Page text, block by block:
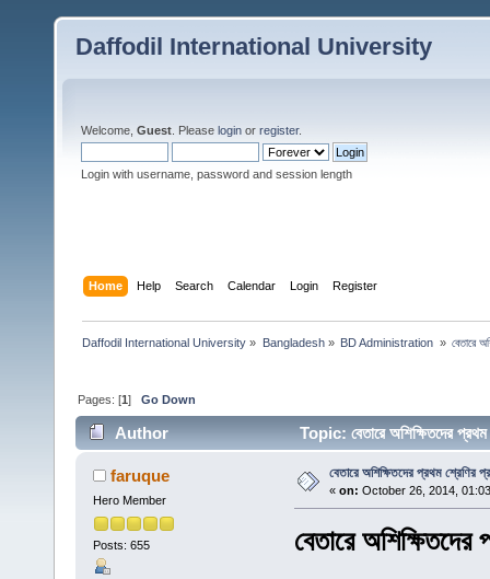
Daffodil International University
Welcome, Guest . Please login or register.
Login with username, password and session length
Home Help Search Calendar Login Register
Daffodil International University » Bangladesh» BD Administration » বেতারে
Pages: [1]Go Down
Author Topic: বেতারে অশিক্ষিতদের
faruque
Hero Member
Posts: 655
বেতারে অশিক্ষিতদের প্রথম শ্রেণির
« on: October 26, 2014,
বেতারে